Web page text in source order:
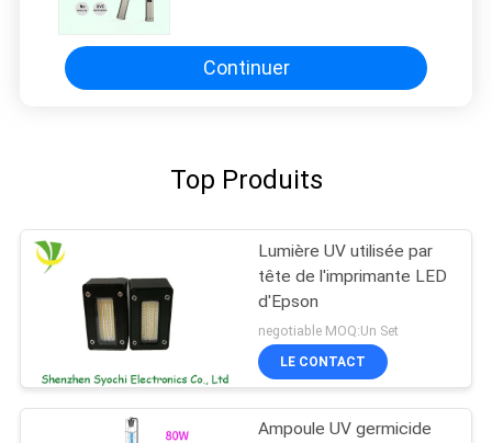
Continuer
Top Produits
Lumière UV utilisée par
tête de l'imprimante LED
d'Epson
negotiable MOQ:Un Set
LE CONTACT
Ampoule UV germicide